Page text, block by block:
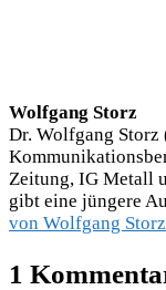
Wolfgang Storz
Dr. Wolfgang
Zeitung, IG Metall
gibt eine jüngere
von Wolfgang
1